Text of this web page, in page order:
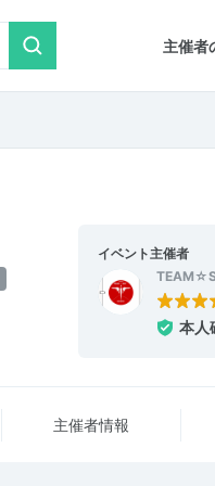
主催者
イベント主催者
本人
主催者情報